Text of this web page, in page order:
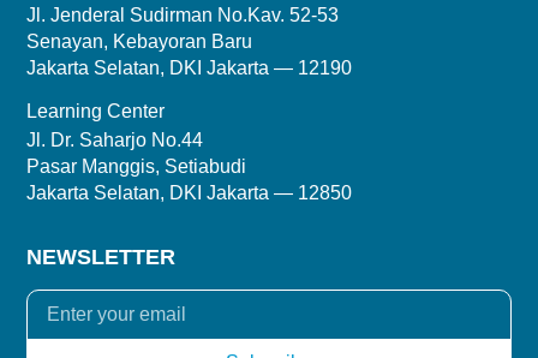
Jl. Jenderal Sudirman No.Kav. 52-53
Senayan, Kebayoran Baru
Jakarta Selatan, DKI Jakarta — 12190
Learning Center
Jl. Dr. Saharjo No.44
Pasar Manggis, Setiabudi
Jakarta Selatan, DKI Jakarta — 12850
NEWSLETTER